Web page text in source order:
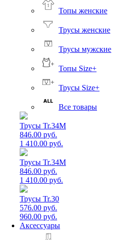
Топы женские
Трусы женские
Трусы мужские
Топы Size+
Трусы Size+
Все товары
Трусы Tr.34M
846.00 руб.
1 410.00 руб.
Трусы Tr.34M
846.00 руб.
1 410.00 руб.
Трусы Tr.30
576.00 руб.
960.00 руб.
Аксессуары